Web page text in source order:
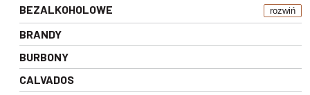
BEZALKOHOLOWE
rozwiń
BRANDY
BURBONY
CALVADOS